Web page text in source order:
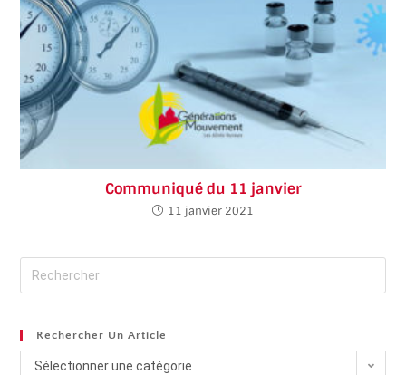
Communiqué du 11 janvier
11 janvier 2021
Rechercher Un Article
Sélectionner une catégorie